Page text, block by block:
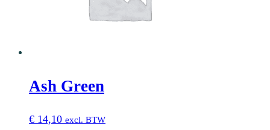
Ash Green
€ 14,10 excl. BTW